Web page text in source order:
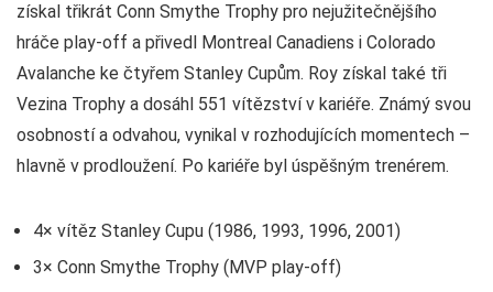
získal třikrát Conn Smythe Trophy pro nejužitečnějšího
hráče play-off a přivedl Montreal Canadiens i Colorado
Avalanche ke čtyřem Stanley Cupům. Roy získal také tři
Vezina Trophy a dosáhl 551 vítězství v kariéře. Známý svou
osobností a odvahou, vynikal v rozhodujících momentech –
hlavně v prodloužení. Po kariéře byl úspěšným trenérem.
4× vítěz Stanley Cupu (1986, 1993, 1996, 2001)
3× Conn Smythe Trophy (MVP play-off)